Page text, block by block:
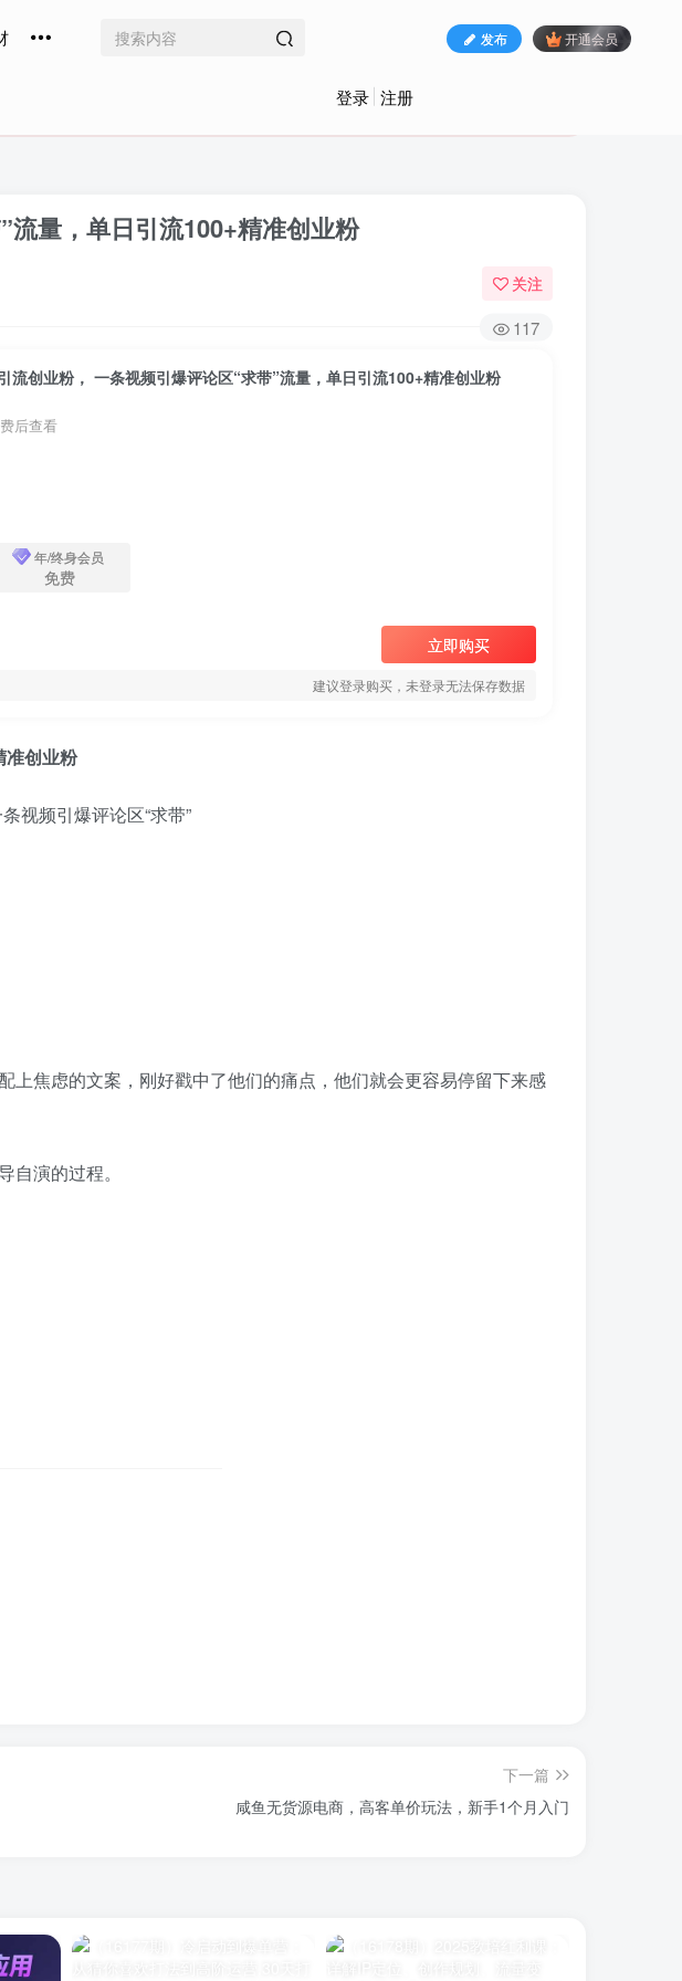
发布 开通会员
登录 注册
量，单日引流100+精准创业粉
关注
117
流创业粉， 一条视频引爆评论区“求带”流量，单日引流100+精准创业粉
后查看
年/终身会员
免费
立即购买
建议登录购买，未登录无法保存数据
准创业粉
焦虑的文案，刚好戳中了他们的痛点，他们就会更容易停留下来感
演的过程。
下一篇
咸鱼无货源电商，高客单价玩法，新手1个月入门